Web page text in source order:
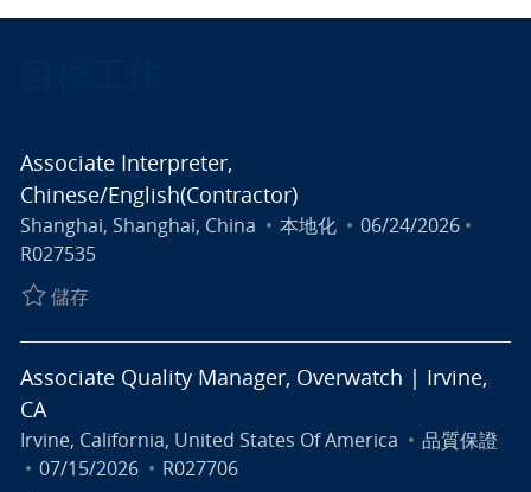
Associate Interpreter,
Chinese/English(Contractor)
地點
Shanghai, Shanghai, China 類別
本地化 張貼日期
06/24/2026
R027535
儲存儲存 Associate Interpreter, Chinese/
Associate Quality Manager, Overwatch | Irvine,
CA
地點
Irvine, California, United States Of America 類別
品質保證
張貼日期
07/15/2026 工作 ID
R027706